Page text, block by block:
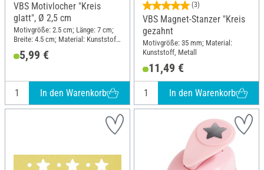
VBS Motivlocher "Kreis
glatt", Ø 2,5 cm
Motivgröße: 2.5 cm; Länge: 7 cm;
Breite: 4.5 cm; Material: Kunststoff,
5,99 €
In den Warenkorb
(3)
VBS Magnet-Stanzer "Kreis
gezahnt
Motivgröße: 35 mm; Material:
Kunststoff, Metall
11,49 €
In den Warenkorb